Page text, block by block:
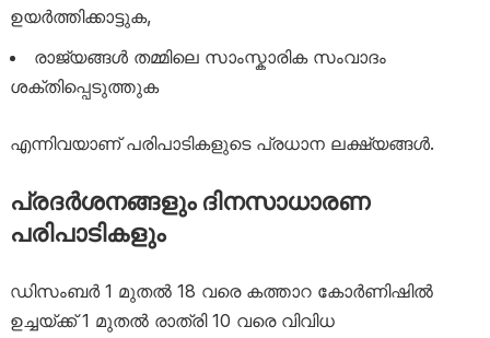
ഉയർത്തിക്കാട്ടുക,
രാജ്യങ്ങൾ തമ്മിലെ സാംസ്കാരിക സംവാദം
ശക്തിപ്പെടുത്തുക
എന്നിവയാണ് പരിപാടികളുടെ പ്രധാന ലക്ഷ്യങ്ങൾ.
പ്രദർശനങ്ങളും ദിനസാധാരണ
പരിപാടികളും
ഡിസംബർ 1 മുതൽ 18 വരെ കത്താറ കോർണിഷിൽ
ഉച്ചയ്ക്ക് 1 മുതൽ രാത്രി 10 വരെ വിവിധ